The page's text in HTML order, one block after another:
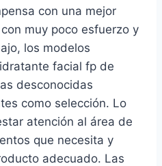
con una mejor
muy poco esfuerzo y
los modelos
facial fp de
desconocidas
como selección. Lo
atención al área de
que necesita y
adecuado. Las